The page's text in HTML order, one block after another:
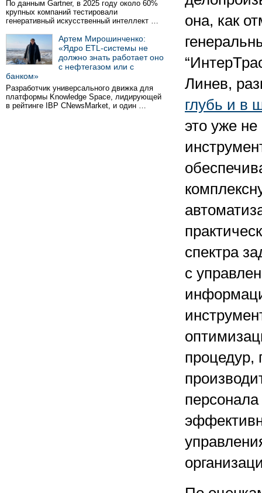
По данным Gartner, в 2025 году около 60%
крупных компаний тестировали
генеративный искусственный интеллект …
Артем Мирошинченко:
«Ядро ETL-системы не
должно знать работает оно
с нефтегазом или с
банком»
Разработчик универсального движка для
платформы Knowledge Space, лидирующей
в рейтинге IBP CNewsMarket, и один …
она, как
Линев,
глубь и в
это уже
спектра
с